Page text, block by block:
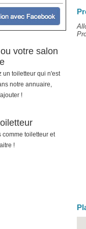
votre salon
un toiletteur qui n'est
notre annuaire,
!
comme toiletteur et
!